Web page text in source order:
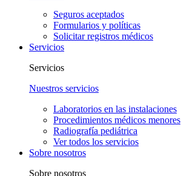
Seguros aceptados
Formularios y políticas
Solicitar registros médicos
Servicios
Servicios
Nuestros servicios
Laboratorios en las instalaciones
Procedimientos médicos menores
Radiografía pediátrica
Ver todos los servicios
Sobre nosotros
Sobre nosotros